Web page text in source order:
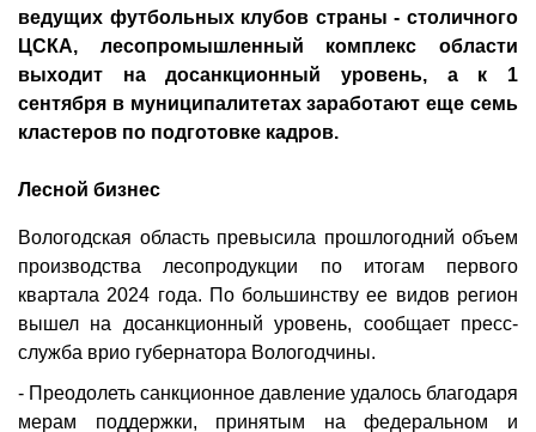
ведущих футбольных клубов страны - столичного
ЦСКА, лесопромышленный комплекс области
выходит на досанкционный уровень, а к 1
сентября в муниципалитетах заработают еще семь
кластеров по подготовке кадров.
Лесной бизнес
Вологодская область превысила прошлогодний объем
производства лесопродукции по итогам первого
квартала 2024 года. По большинству ее видов регион
вышел на досанкционный уровень, сообщает пресс-
служба врио губернатора Вологодчины.
- Преодолеть санкционное давление удалось благодаря
мерам поддержки, принятым на федеральном и